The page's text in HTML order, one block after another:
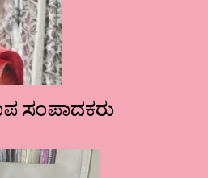
ಸಂಪಾದಕರು